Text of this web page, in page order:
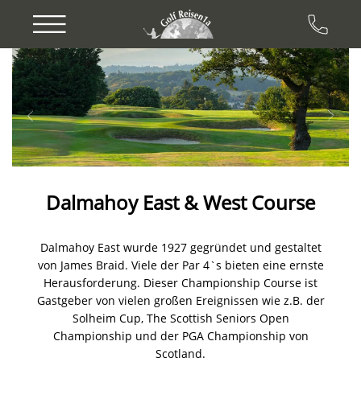
Previous Next
Dalmahoy East & West Course
Dalmahoy East wurde 1927 gegründet und gestaltet
von James Braid. Viele der Par 4`s bieten eine ernste
Herausforderung. Dieser Championship Course ist
Gastgeber von vielen großen Ereignissen wie z.B. der
Solheim Cup, The Scottish Seniors Open
Championship und der PGA Championship von
Scotland.